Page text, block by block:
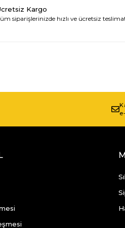
Kargo
siparişlerinizde hızlı ve ücretsiz